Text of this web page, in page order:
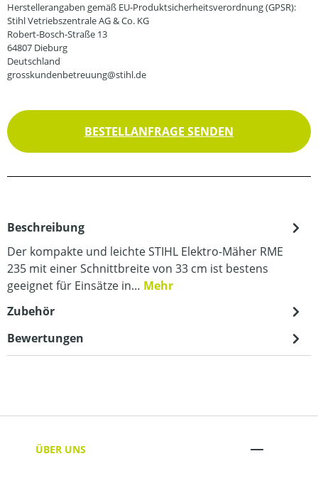
Herstellerangaben gemäß EU-Produktsicherheitsverordnung (GPSR):
Stihl Vetriebszentrale AG & Co. KG
Robert-Bosch-Straße 13
64807 Dieburg
Deutschland
grosskundenbetreuung@stihl.de
BESTELLANFRAGE SENDEN
Beschreibung
Der kompakte und leichte STIHL Elektro-Mäher RME
235 mit einer Schnittbreite von 33 cm ist bestens
geeignet für Einsätze in… Mehr
Zubehör
Bewertungen
ÜBER UNS